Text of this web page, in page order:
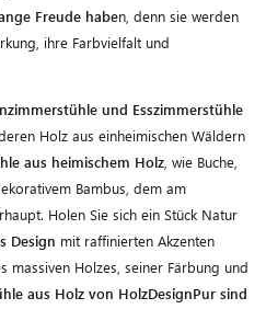
Freude haben, denn sie werden
ihre Farbvielfalt und
und Esszimmerstühle
Holz aus einheimischen Wäldern
aus heimischem Holz , wie Buche,
Bambus, dem am
Holen Sie sich ein Stück Natur
Design mit raffinierten Akzenten
massiven Holzes, seiner Färbung und
aus Holz von HolzDesignPur sind